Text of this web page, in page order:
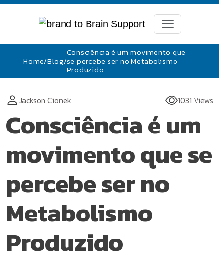
Home/Blog/
Consciência é um movimento que
se percebe ser no Metabolismo
Produzido
Jackson Cionek 1031 Views
Consciência é um
movimento que se
percebe ser no
Metabolismo
Produzido